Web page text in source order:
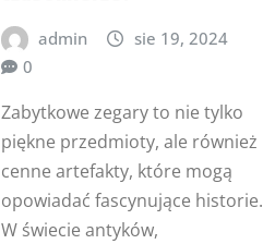
admin
sie 19, 2024
0
Zabytkowe zegary to nie tylko
piękne przedmioty, ale również
cenne artefakty, które mogą
opowiadać fascynujące historie.
W świecie antyków,